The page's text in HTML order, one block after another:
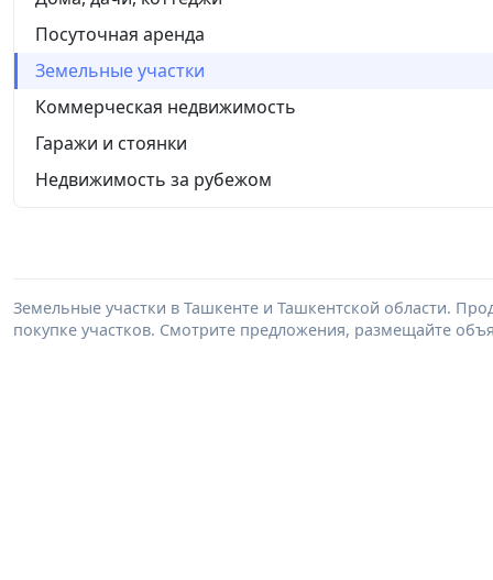
Посуточная аренда
Земельные участки
Коммерческая недвижимость
Гаражи и стоянки
Недвижимость за рубежом
Земельные участки в Ташкенте и Ташкентской области.
покупке участков. Смотрите предложения, размещайте